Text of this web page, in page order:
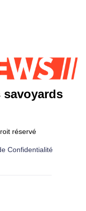
réservé
Confidentialité